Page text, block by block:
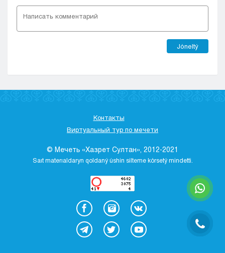
Jóneltý
Контакты
Виртуальный тур по мечети
© Мечеть «Хазрет Султан», 2012-2021
Saıt materıaldaryn qoldaný úshіn sіlteme kórsetý mіndettі.